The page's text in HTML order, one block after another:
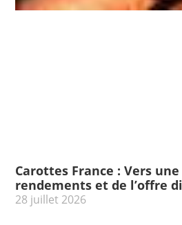
Carottes France : Vers
rendements et de l’offre
28 juillet 2026